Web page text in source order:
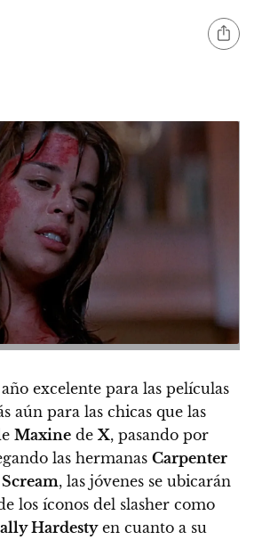
excelente para las películas
aún para las chicas que las
Maxine de X, pasando por
las hermanas Carpenter
Scream, las jóvenes se ubicarán
los íconos del slasher como
Hardestyen cuanto a su